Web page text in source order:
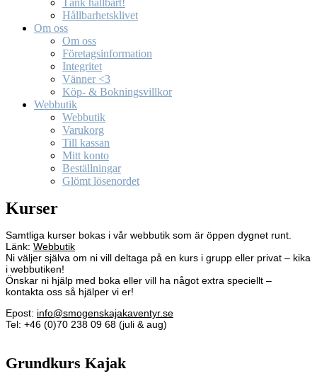
Tänk hållbart!
Hållbarhetsklivet
Om oss
Om oss
Företagsinformation
Integritet
Vänner <3
Köp- & Bokningsvillkor
Webbutik
Webbutik
Varukorg
Till kassan
Mitt konto
Beställningar
Glömt lösenordet
Kurser
Samtliga kurser bokas i vår webbutik som är öppen dygnet runt.
Länk: Webbutik
Ni väljer själva om ni vill deltaga på en kurs i grupp eller privat – kika
i webbutiken!
Önskar ni hjälp med boka eller vill ha något extra speciellt –
kontakta oss så hjälper vi er!
Epost: info@smogenskajakaventyr.se
Tel: +46 (0)70 238 09 68 (juli & aug)
Grundkurs Kajak